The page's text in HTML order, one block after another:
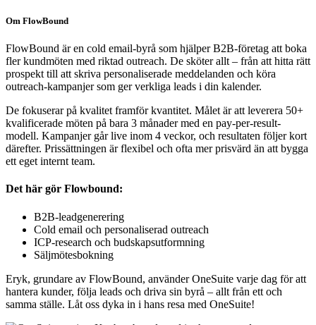
Om FlowBound
FlowBound är en cold email-byrå som hjälper B2B-företag att boka
fler kundmöten med riktad outreach. De sköter allt – från att hitta rätt
prospekt till att skriva personaliserade meddelanden och köra
outreach-kampanjer som ger verkliga leads i din kalender.
De fokuserar på kvalitet framför kvantitet. Målet är att leverera 50+
kvalificerade möten på bara 3 månader med en pay-per-result-
modell. Kampanjer går live inom 4 veckor, och resultaten följer kort
därefter. Prissättningen är flexibel och ofta mer prisvärd än att bygga
ett eget internt team.
Det här gör Flowbound:
B2B-leadgenerering
Cold email och personaliserad outreach
ICP-research och budskapsutformning
Säljmötesbokning
Eryk, grundare av FlowBound, använder OneSuite varje dag för att
hantera kunder, följa leads och driva sin byrå – allt från ett och
samma ställe. Låt oss dyka in i hans resa med OneSuite!